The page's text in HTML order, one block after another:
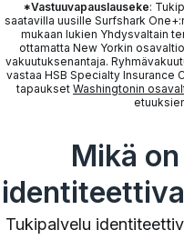
*Vastuuvapauslauseke:
saatavilla uusille Surfshark
mukaan lukien Yhdysvaltain
ottamatta New Yorkin
vakuutuksenantaja.
vastaa HSB Specialty Insurance
tapaukset Washingtonin
Mikä
Tukipalvelu